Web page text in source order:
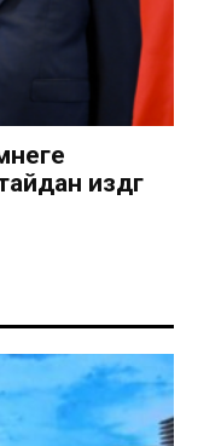
издөөгө